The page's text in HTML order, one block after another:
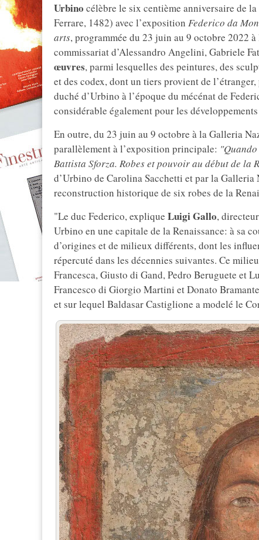
Urbino célèbre le six centième anniversaire de la
Ferrare, 1482) avec l’exposition Federico da
arts, programmée du 23 juin au 9 octobre 2022 à
commissariat d’Alessandro Angelini, Gabriele
œuvres, parmi lesquelles des peintures, des
et des codex, dont un tiers provient de
duché d’Urbino à l’époque du mécénat de
considérable également pour les
En outre, du 23 juin au 9 octobre à la Galleria
parallèlement à l’exposition principale:
Battista Sforza. Robes et pouvoir au début de la
d’Urbino de Carolina Sacchetti et par la
reconstruction historique de six robes de la
"Le duc Federico, explique Luigi Gallo,
Urbino en une capitale de la Renaissance: à sa
d’origines et de milieux différents, dont les
répercuté dans les décennies suivantes. Ce
Francesca, Giusto di Gand, Pedro Beruguete et
Francesco di Giorgio Martini et Donato
et sur lequel Baldasar Castiglione a modelé le